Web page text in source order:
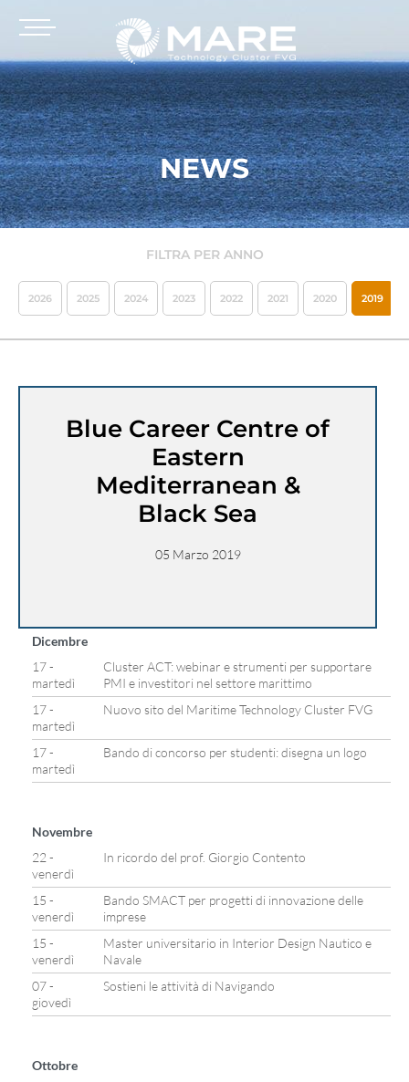
NEWS
FILTRA PER ANNO
2026 2025 2024 2023 2022 2021 2020 2019
Blue Career Centre of
Eastern
Mediterranean &
Black Sea
05 Marzo 2019
Dicembre
17 -
martedì
Cluster ACT: webinar e strumenti per supportare
PMI e investitori nel settore marittimo
17 -
martedì
Nuovo sito del Maritime Technology Cluster FVG
17 -
martedì
Bando di concorso per studenti: disegna un logo
Novembre
22 -
venerdì
In ricordo del prof. Giorgio Contento
15 -
venerdì
Bando SMACT per progetti di innovazione delle
imprese
15 -
venerdì
Master universitario in Interior Design Nautico e
Navale
07 -
giovedì
Sostieni le attività di Navigando
Ottobre